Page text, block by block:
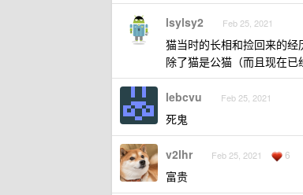
lsylsy2 Feb 25, 2021
猫当时的长相和捡回来的
除了猫是公猫（而且现在已
lebcvu Feb 25, 2021
死鬼
v2lhr Feb 25, 2021 6
富贵